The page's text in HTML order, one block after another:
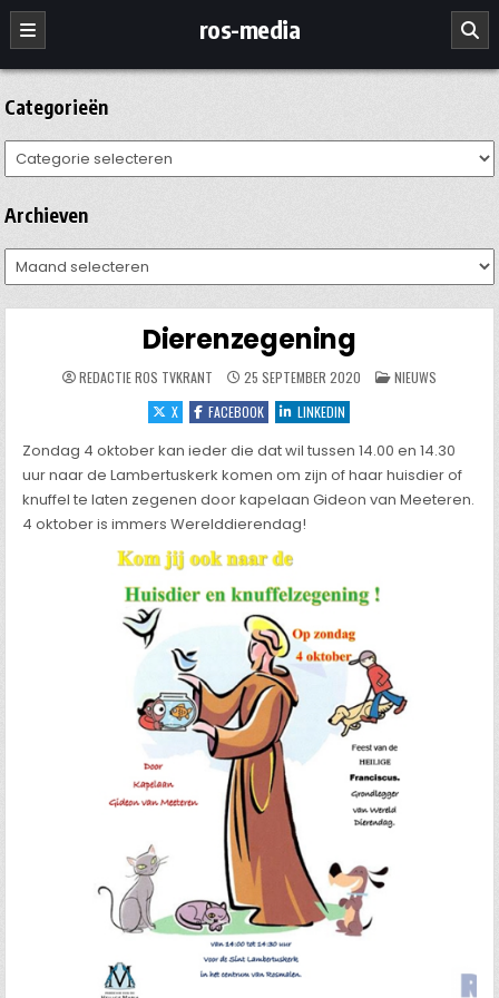
Ga
naar
de
inhoud
ros-media
Categorieën
Categorieën
Archieven
Archieven
Dierenzegening
REDACTIE ROS TVKRANT 25 SEPTEMBER 2020 GEPLAATST
IN
NIEUWS
X
FACEBOOK LINKEDIN
Zondag 4 oktober kan ieder die dat wil tussen 14.00 en 14.30
uur naar de Lambertuskerk komen om zijn of haar huisdier of
knuffel te laten zegenen door kapelaan Gideon van Meeteren.
4 oktober is immers Werelddierendag!